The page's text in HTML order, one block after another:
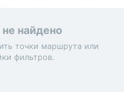
найдено
точки маршрута или
фильтров.